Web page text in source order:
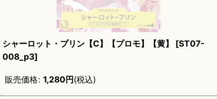
シャーロット・プリン【C】【プロモ】【黄】 [ST07-
008_p3]
販売価格: 1,280円(税込)